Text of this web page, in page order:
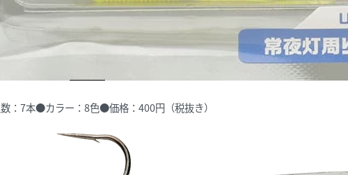
7本●カラー：8色●価格：400円（税抜き）